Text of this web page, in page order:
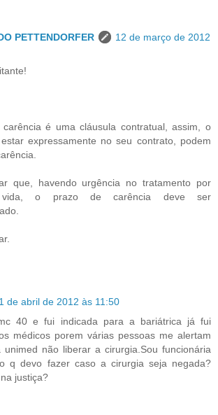
PETTENDORFER
12 de março de 2012
é uma cláusula contratual, assim, o
expressamente no seu contrato, podem
que, havendo urgência no tratamento por
o prazo de carência deve ser
de abril de 2012 às 11:50
40 e fui indicada para a bariátrica já fui
médicos porem várias pessoas me alertam
unimed não liberar a cirurgia.Sou funcionária
q devo fazer caso a cirurgia seja negada?
justiça?